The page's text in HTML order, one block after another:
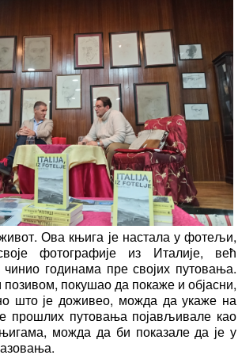
Ова књига је настала у фотељи,
фотографије из Италије, већ
годинама пре својих путовања.
покушао да покаже и објасни,
што је доживео, можда да укаже на
прошлих путовања појављивале као
можда да би показале да је у